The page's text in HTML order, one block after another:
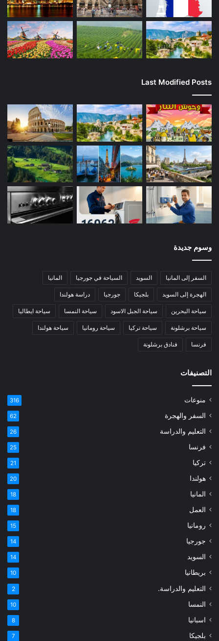
Last Modified Posts
وسوم جديدة
السفر إلى المانيا السويد السياحة في جورجيا المانيا
الهجرة إلى السويد بلجيكا جورجيا دراسة هولندا
سياحة البحرين سياحة الجبل الاسود سياحة النمسا سياحة ايطاليا
سياحة برشلونة سياحة تركيا سياحة رومانيا سياحة هولندا
فرنسا فنادق برشلونة
التصنيفات
منوعات 316
السفر والهجرة 62
التعليم والدراسة 26
فرنسا 25
تركيا 21
هولندا 20
المانيا 18
العمل 18
رومانيا 15
جورجيا 14
السويد 14
بريطانيا 10
التعليم والدراسة. 2
النمسا 10
اسبانيا 8
بلجيكا 7